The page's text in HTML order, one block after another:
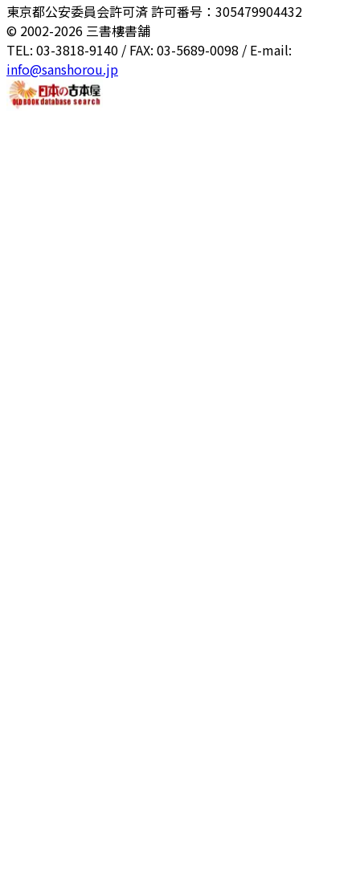
東京都公安委員会許可済 許可番号：305479904432
© 2002-2026 三書樓書舗
TEL: 03-3818-9140 / FAX: 03-5689-0098 / E-mail:
info@sanshorou.jp